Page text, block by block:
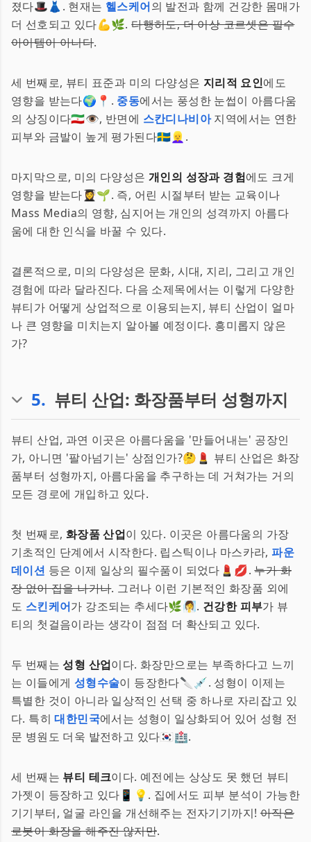
졌다🎩👗. 현재는 헬스케어의 발전과 함께 건강한 몸매가
더 선호되고 있다💪🌿.다행히도, 더 이상 코르셋은 필수
아이템이 아니다.
세 번째로, 뷰티 표준과 미의 다양성은 지리적 요인에도
영향을 받는다🌍📍. 중동에서는 풍성한 눈썹이 아름다움
의 상징이다🇮🇷👁, 반면에 스칸디나비아지역에서는 연한
피부와 금발이 높게 평가된다🇸🇪👱‍♀️.
마지막으로, 미의 다양성은 개인의 성장과 경험에도 크게
영향을 받는다👩‍🎓🌱. 즉, 어린 시절부터 받는 교육이나
Mass Media의 영향, 심지어는 개인의 성격까지 아름다
움에 대한 인식을 바꿀 수 있다.
결론적으로, 미의 다양성은 문화, 시대, 지리, 그리고 개인
경험에 따라 달라진다. 다음 소제목에서는 이렇게 다양한
뷰티가 어떻게 상업적으로 이용되는지, 뷰티 산업이 얼마
나 큰 영향을 미치는지 알아볼 예정이다. 흥미롭지 않은
가?
5. 뷰티 산업: 화장품부터 성형까지
뷰티 산업, 과연 이곳은 아름다움을 '만들어내는' 공장인
가, 아니면 '팔아넘기는' 상점인가?🤔💄 뷰티 산업은 화장
품부터 성형까지, 아름다움을 추구하는 데 거쳐가는 거의
모든 경로에 개입하고 있다.
첫 번째로, 화장품 산업이 있다. 이곳은 아름다움의 가장
기초적인 단계에서 시작한다. 립스틱이나 마스카라,파운
데이션 등은 이제 일상의 필수품이 되었다💄💋.누가 화
장 없이 집을 나가나. 그러나 이런 기본적인 화장품 외에
도 스킨케어가 강조되는 추세다🌿🧖‍♀️. 건강한 피부가 뷰
티의 첫걸음이라는 생각이 점점 더 확산되고 있다.
두 번째는 성형 산업이다. 화장만으로는 부족하다고 느끼
는 이들에게 성형수술이 등장한다🔪💉. 성형이 이제는
특별한 것이 아니라 일상적인 선택 중 하나로 자리잡고 있
다. 특히대한민국에서는 성형이 일상화되어 있어 성형 전
문 병원도 더욱 발전하고 있다🇰🇷🏥.
세 번째는 뷰티 테크이다. 예전에는 상상도 못 했던 뷰티
가젯이 등장하고 있다📱💡. 집에서도 피부 분석이 가능한
기기부터, 얼굴 라인을 개선해주는 전자기기까지!아직은
로봇이 화장을 해주진 않지만.